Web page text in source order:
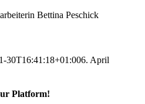
30T16:41:18+01:006. April
Platform!